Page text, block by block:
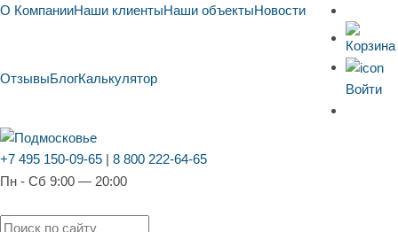
О КомпанииНаши клиентыНаши объектыНовости
ОтзывыБлогКалькулятор
Войти
+7 495 150-09-65 | 8 800 222-64-65
Пн - Сб 9:00 — 20:00